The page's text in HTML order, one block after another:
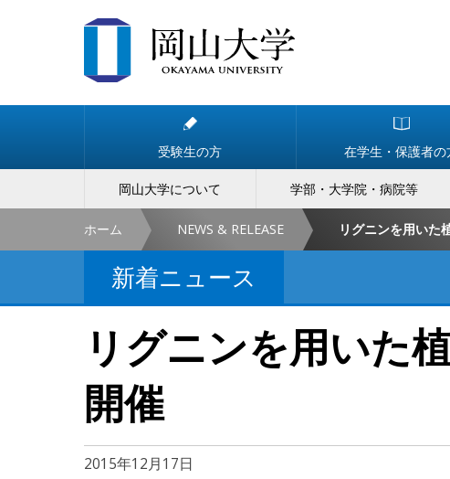
受験生の方 在学生・保護者の
岡山大学について 学部・大学院・病院等
ホーム NEWS & RELEASE リグニンを用いた
新着ニュース
リグニンを用いた
開催
2015年12月17日